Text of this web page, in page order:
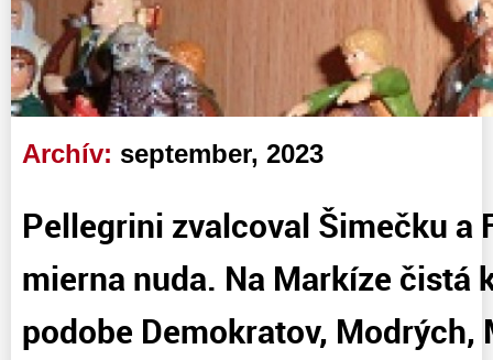
Zoznam blogov
Komerčné blogy
Archív: september, 2023
Pellegrini zvalcoval Šimečku a
mierna nuda. Na Markíze čistá
podobe Demokratov, Modrých,